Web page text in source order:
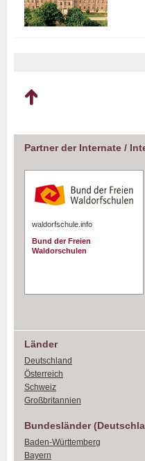
Partner der Internate /
waldorfschule.info
Bund der Freien
Waldorschulen
Länder
Deutschland
Österreich
Schweiz
Großbritannien
Bundesländer
Baden-Württemberg
Bayern